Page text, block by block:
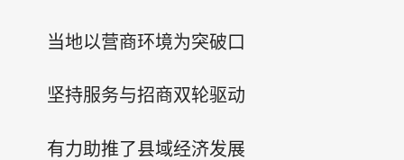
当地以营商环境为突破口
坚持服务与招商双轮驱动
有力助推了县域经济发展